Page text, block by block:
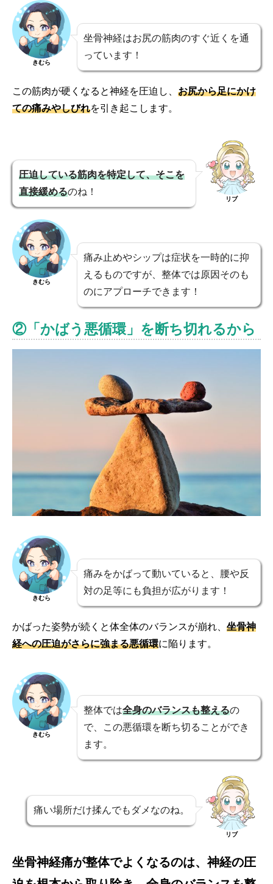
きむら
坐骨神経はお尻の筋肉のすぐ近くを通
っています！
この筋肉が硬くなると神経を圧迫し、 お尻から足にかけ
ての痛みやしびれを引き起こします。
圧迫している筋肉を特定して、そこを
直接緩めるのね！
リブ
きむら
痛み止めやシップは症状を一時的に抑
えるものですが、整体では原因そのも
のにアプローチできます！
②「かばう悪循環」を断ち切れるから
きむら
痛みをかばって動いていると、腰や反
対の足等にも負担が広がります！
かばった姿勢が続くと体全体のバランスが崩れ、 坐骨神
経への圧迫がさらに強まる悪循環に陥ります。
きむら
整体では全身のバランスも整えるの
で、この悪循環を断ち切ることができ
ます。
痛い場所だけ揉んでもダメなのね。
リブ
坐骨神経痛が整体でよくなるのは、神経の圧